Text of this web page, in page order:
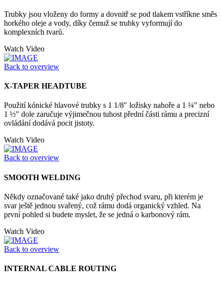
Trubky jsou vloženy do formy a dovnitř se pod tlakem vstříkne směs
horkého oleje a vody, díky čemuž se trubky vyformují do
komplexních tvarů.
Watch Video
Back to overview
X-TAPER HEADTUBE
Použití kónické hlavové trubky s 1 1/8" ložisky nahoře a 1 ¼" nebo
1 ½" dole zaručuje výjimečnou tuhost přední části rámu a precizní
ovládání dodává pocit jistoty.
Watch Video
Back to overview
SMOOTH WELDING
Někdy označované také jako druhý přechod svaru, při kterém je
svar ještě jednou svařený, což rámu dodá organický vzhled. Na
první pohled si budete myslet, že se jedná o karbonový rám.
Watch Video
Back to overview
INTERNAL CABLE ROUTING